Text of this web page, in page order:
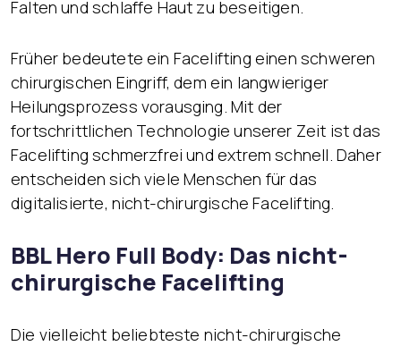
Falten und schlaffe Haut zu beseitigen.
Früher bedeutete ein Facelifting einen schweren
chirurgischen Eingriff, dem ein langwieriger
Heilungsprozess vorausging. Mit der
fortschrittlichen Technologie unserer Zeit ist das
Facelifting schmerzfrei und extrem schnell. Daher
entscheiden sich viele Menschen für das
digitalisierte, nicht-chirurgische Facelifting.
BBL Hero Full Body: Das nicht-
chirurgische Facelifting
Die vielleicht beliebteste nicht-chirurgische